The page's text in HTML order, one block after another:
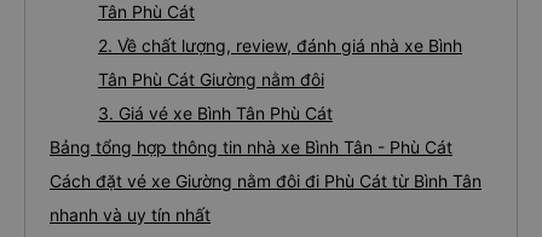
Tân Phù Cát
2. Về chất lượng, review, đánh giá nhà xe Bình
Tân Phù Cát Giường nằm đôi
3. Giá vé xe Bình Tân Phù Cát
Bảng tổng hợp thông tin nhà xe Bình Tân - Phù Cát
Cách đặt vé xe Giường nằm đôi đi Phù Cát từ Bình Tân
nhanh và uy tín nhất